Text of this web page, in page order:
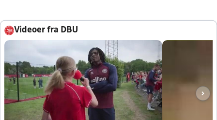
Videoer fra DBU